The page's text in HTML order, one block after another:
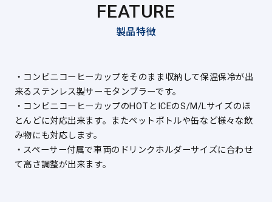
FEATURE
製品特徴
・コンビニコーヒーカップをそのまま収納して保温保冷が出
来るステンレス製サーモタンブラーです。
・コンビニコーヒーカップのHOTとICEのS/M/Lサイズのほ
とんどに対応出来ます。またペットボトルや缶など様々な飲
み物にも対応します。
・スペーサー付属で車両のドリンクホルダーサイズに合わせ
て高さ調整が出来ます。